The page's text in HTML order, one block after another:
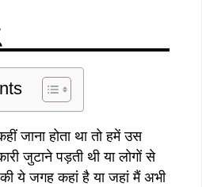
जाना होता था तो हमें उस
जुटाने पड़ती थी या लोगों से
ये जगह कहां है या जहां मैं अभी